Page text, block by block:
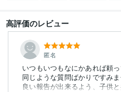
高評価のレビュー
匿名
いつもいつもなにかあれば頼っ
同じような質問ばかりですみ
良い報告が出来るよう、子供